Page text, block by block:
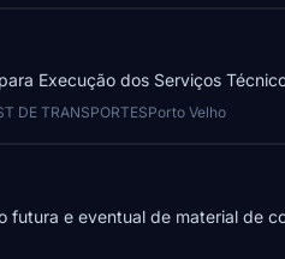
Execução dos Serviços
DE TRANSPORTESPorto Velho
e eventual de material de